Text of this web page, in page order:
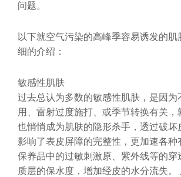
问题。
以下就空气污染的高峰季容易诱发的
细的介绍：
敏感性肌肤
过去总认为多数的敏感性肌肤，是因为
用、雷射过度施打、或季节转换有关，
也悄悄成为肌肤的隐形杀手，透过破坏
影响了表皮屏障的完整性，更加速各种
保养品中的过敏刺激原、紫外线等的穿
质层的保水度，增加经皮的水分流失。